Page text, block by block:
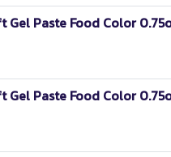
Paste Food Color
Paste Food Color